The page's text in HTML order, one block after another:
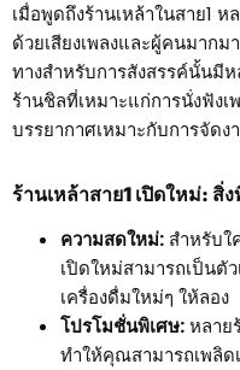
เมื่อพูดถึงร้านเหล้าในสาย1
ด้วยเสียงเพลงและผู้คนมาก
ทางสำหรับการสังสรรค์นั้นมี
ร้านชิลที่เหมาะแก่การนั่งฟัง
บรรยากาศเหมาะกับการจัดง
ร้านเหล้าสาย1 เปิดใหม่: สิ่
ความสดใหม่: สำหรับใ
เปิดใหม่สามารถเป็นตั
เครื่องดื่มใหม่ๆ ให้ลอง
โปรโมชั่นพิเศษ:หลาย
ทำให้คุณสามารถเพลิด